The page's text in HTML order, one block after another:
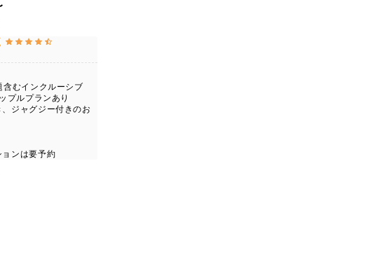
むインクルーシブ
プルプランあり
ジャグジー付きのお
ンは要予約